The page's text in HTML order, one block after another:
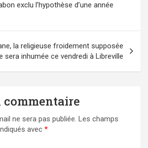
exclu l’hypothèse d’une année
la religieuse froidement supposée
sera inhumée ce vendredi à Libreville
commentaire
ne sera pas publiée. Les champs
avec *